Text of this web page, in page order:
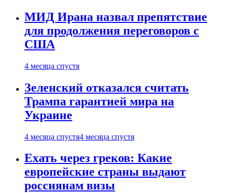
МИД Ирана назвал препятствие
для продолжения переговоров с
США
4 месяца спустя
Зеленский отказался считать
Трампа гарантией мира на
Украине
4 месяца спустя4 месяца спустя
Ехать через греков: Какие
европейские страны выдают
россиянам визы